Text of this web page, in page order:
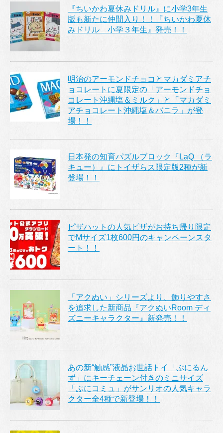
『ちいかわ夏休みドリル』に小学3年生
版も新たに仲間入り！！『ちいかわ夏休
みドリル 小学３年生』発売！！
明治のアーモンドチョコとマカダミアチ
ョコレートに夏限定の「アーモンドチョ
コレート沖縄塩＆ミルク」と「マカダミ
アチョコレート沖縄塩＆バニラ」が登
場！！
日本発の知育パズルブロック『LaQ （ラ
キュー）』にトイザらス限定版2種が新
登場！！
ピザハットの人気ピザがお持ち帰り限定
でMサイズ1枚600円のキャンペーンスタ
ート！！
「アクぬい」シリーズより、飾りやすさ
を追求した新商品『アクぬいRoom ディ
ズニーキャラクター』新発売！！
あの新“触感”液晶お世話トイ「ぷにるん
ず」にキーチェーン付きのミニサイズ
「ぷにコミュ」がサンリオの人気キャラ
クター全4種で新登場！！